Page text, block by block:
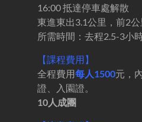
16:00 抵達停車處解散
東進東出3.1公里，前2
所需時間：去程2.5-3小
【課程費用】
全程費用每人1500元，
證、入園證。
10人成團